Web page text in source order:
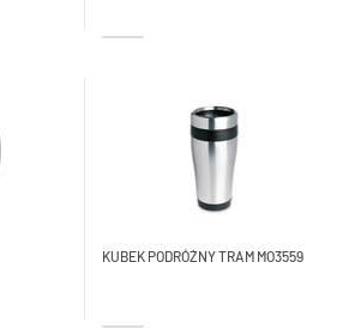
KUBEK PODRÓŻNY TRAM MO3559